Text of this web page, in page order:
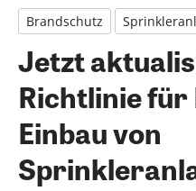
Brandschutz
Jetzt
Richtlinie für
Einbau von